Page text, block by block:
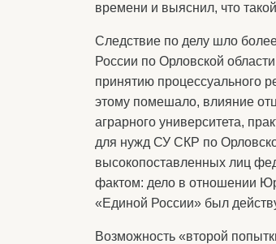
времени и выяснил, что
Следствие по делу шло
России по Орловской
принятию процессуального
этому помешало, влияние
аграрного университета,
для нужд СУ СКР по
высокопоставленных лиц
фактом: дело в отношении
«Единой России» был
Возможность «второй